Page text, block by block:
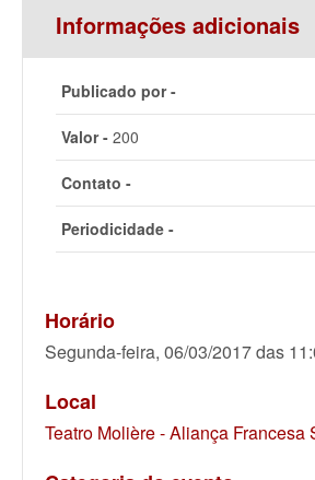
Informações adicionais
Publicado por -
Valor - 200
Contato -
Periodicidade -
Horário
Segunda-feira, 06/03/2017 das
Local
Teatro Molière - Aliança Francesa